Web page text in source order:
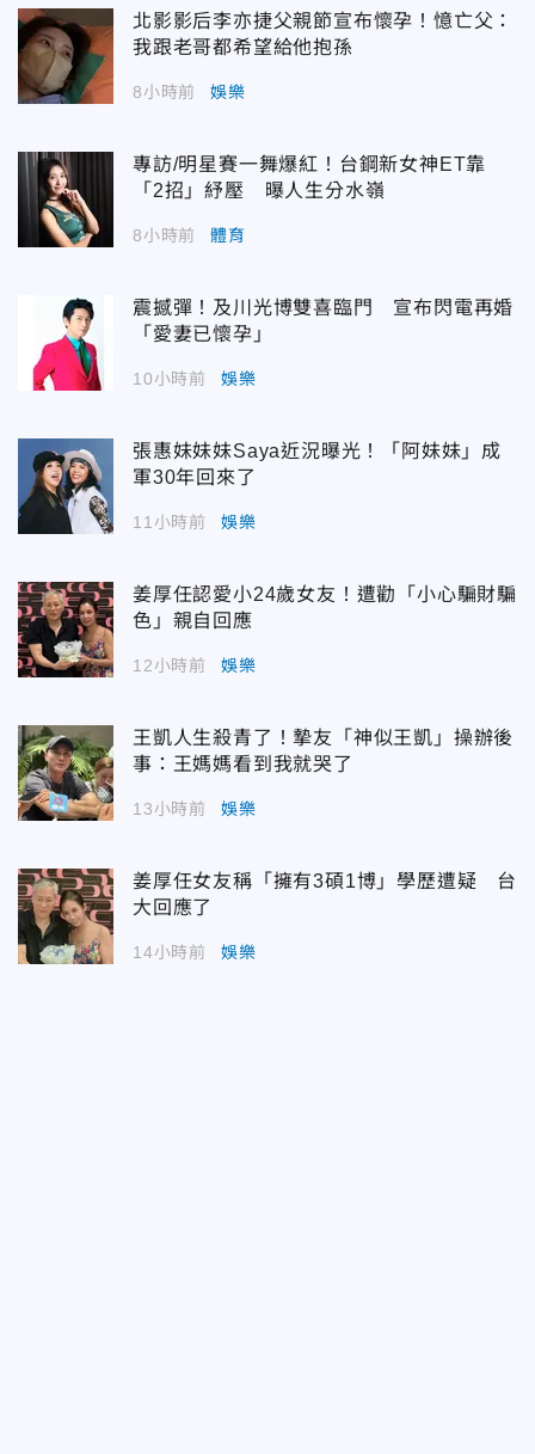
北影影后李亦捷父親節宣布懷孕！憶亡父：
我跟老哥都希望給他抱孫
8小時前 娛樂
專訪/明星賽一舞爆紅！台鋼新女神ET靠
「2招」紓壓 曝人生分水嶺
8小時前 體育
震撼彈！及川光博雙喜臨門 宣布閃電再婚
「愛妻已懷孕」
10小時前 娛樂
張惠妹妹妹Saya近況曝光！「阿妹妹」成
軍30年回來了
11小時前 娛樂
姜厚任認愛小24歲女友！遭勸「小心騙財騙
色」親自回應
12小時前 娛樂
王凱人生殺青了！摯友「神似王凱」操辦後
事：王媽媽看到我就哭了
13小時前 娛樂
姜厚任女友稱「擁有3碩1博」學歷遭疑 台
大回應了
14小時前 娛樂